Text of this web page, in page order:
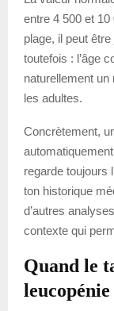
entre 4 500 et
plage, il peut
toutefois : l’âge
naturellement
les adultes.
Concrètement,
regarde toujours
ton historique
d’autres
contexte qui
Quand le
leucopénie